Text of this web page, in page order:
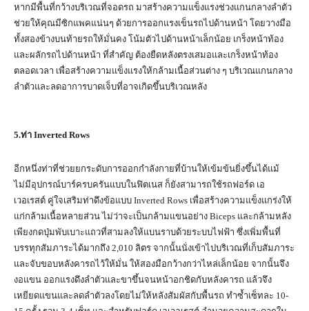
หากมีพื้นที่กว้างบริเวณที่จอดรถ มาสร้างความแข็งแรงช่วงแกนกลางลำตัว
ช่วยให้คุณมีซิกแพคแน่นๆ ด้วยการออกแรงเข็นรถไปด้านหน้า โดยวางมือ
ทั้งสองข้างบนท้ายรถให้มั่นคง โน้มตัวไปด้านหน้าเล็กน้อย เกร็งหน้าท้อง
และผลักรถไปด้านหน้า ที่สำคัญ ต้องยืดหลังตรงเสมอและเกร็งหน้าท้อง
ตลอดเวลา เพื่อสร้างความแข็งแรงให้กล้ามเนื้อส่วนต่าง ๆ บริเวณแกนกลาง
ลำตัวและลดอาการบาดเจ็บที่อาจเกิดขึ้นบริเวณหลัง
5.ท่า Inverted Rows
อีกหนึ่งท่าที่ช่วยยกระดับการออกกำลังกายที่บ้านให้เข้มข้นยิ่งขึ้นได้แม้
ไม่มีอุปกรณ์บาร์ครบครันแบบในฟิตเนส ก็ยังสามารถใช้รถฟอร์ด เอ
เวอเรสต์ คู่ใจเสริมท่าดึงข้อแบบ Inverted Rows เพื่อสร้างความแข็งแกร่งให้
แก่กล้ามเนื้อหลายส่วน ไม่ว่าจะเป็นกล้ามแขนอย่าง Biceps และกล้ามหลัง
เพียงกดปุ่มพับเบาะแถวที่สามลงให้แบนราบด้วยระบบไฟฟ้า ซึ่งเพิ่มพื้นที่
บรรทุกสัมภาระได้มากถึง 2,010 ลิตร จากนั้นนั่งเข้าไปบริเวณที่เก็บสัมภาระ
และจับขอบหลังคารถไว้ให้มั่น ให้สองมือกว้างกว่าไหล่เล็กน้อย จากนั้นจึง
งอแขน ออกแรงดึงลำตัวและขาขึ้นจนหน้าอกชิดกับหลังคารถ แล้วจึง
เหยียดแขนและลดลำตัวลงโดยไม่ให้หลังสัมผัสกับพื้นรถ ทำซ้ำเซ็ทละ 10-